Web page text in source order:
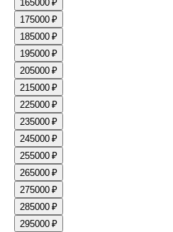
165000 ₽
175000 ₽
185000 ₽
195000 ₽
205000 ₽
215000 ₽
225000 ₽
235000 ₽
245000 ₽
255000 ₽
265000 ₽
275000 ₽
285000 ₽
295000 ₽